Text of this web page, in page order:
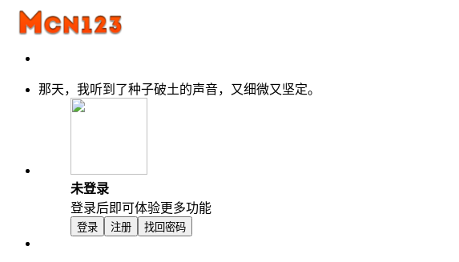
那天，我听到了种子破土的声音，又细微又坚定。
未登录
登录后即可体验更多功能
登录 注册 找回密码